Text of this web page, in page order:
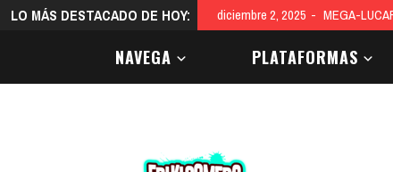
LO MÁS DESTACADO DE HOY: diciembre 2, 2025 MEGA-
NAVEGA PLATAFORMAS